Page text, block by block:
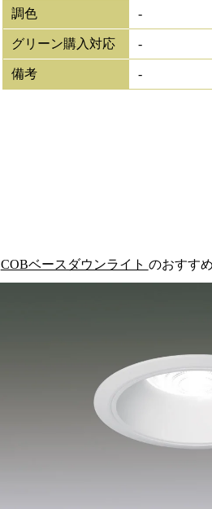
調色 -
グリーン購入対応 -
備考 -
COBベースダウンライト のおすす